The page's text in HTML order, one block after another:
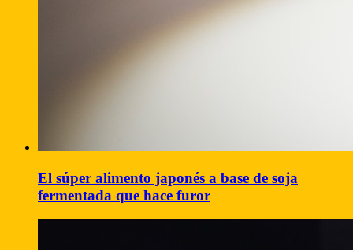
El súper alimento japonés a base de soja
fermentada que hace furor